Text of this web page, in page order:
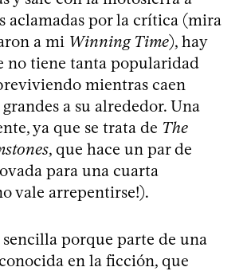
aclamadas por la crítica (mira
a mi Winning Time), hay
no tiene tanta popularidad
mientras caen
a su alrededor. Una
ya que se trata de The
, que hace un par de
para una cuarta
vale arrepentirse!).
sencilla porque parte de una
en la ficción, que